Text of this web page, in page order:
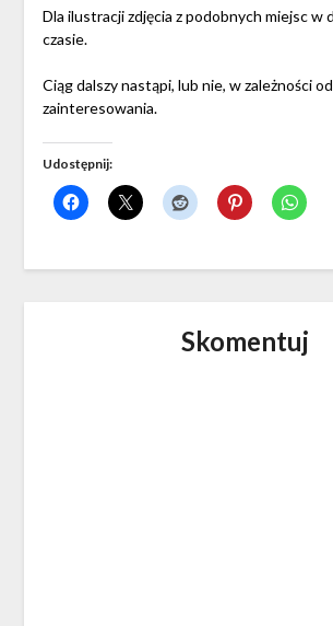
Dla ilustracji zdjęcia z podobnych miejsc w
czasie.
Ciąg dalszy nastąpi, lub nie, w zależności od
zainteresowania.
Udostępnij:
Skomentuj